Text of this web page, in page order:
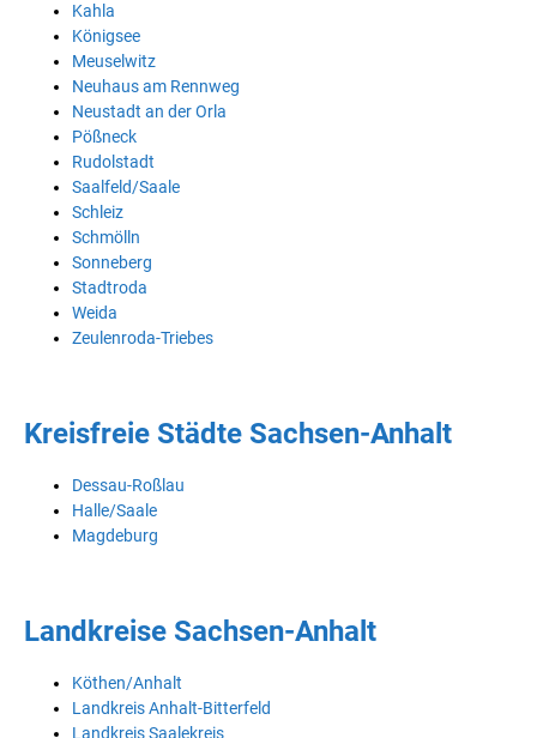
Kahla
Königsee
Meuselwitz
Neuhaus am Rennweg
Neustadt an der Orla
Pößneck
Rudolstadt
Saalfeld/Saale
Schleiz
Schmölln
Sonneberg
Stadtroda
Weida
Zeulenroda-Triebes
Kreisfreie Städte Sachsen-Anhalt
Dessau-Roßlau
Halle/Saale
Magdeburg
Landkreise Sachsen-Anhalt
Köthen/Anhalt
Landkreis Anhalt-Bitterfeld
Landkreis Saalekreis